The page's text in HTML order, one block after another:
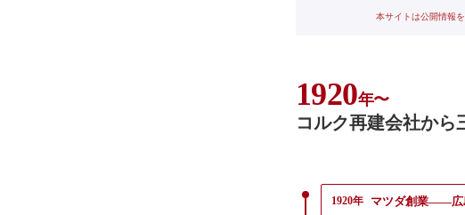
本サイトは公開情報
1920年〜
コルク再建会社か
1920年 マツダ創業——広